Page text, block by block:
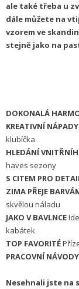
ale také třeba u
dále můžete na
vzorem ve
stejně jako na
DOKONALÁ
KREATIVNÍ NÁPADY
klubíčka
HLEDÁNÍ
haves sezony
S CITEM PRO
ZIMA PŘEJE
skvělou náladu
JAKO V BAVLNCE
kabátek
TOP FAVORITÉ
PRACOVNÍ NÁVODY
Nesehnali jste na